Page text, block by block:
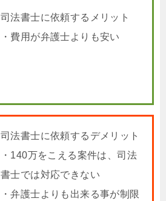
司法書士に依頼するメリット
・費用が弁護士よりも安い
司法書士に依頼するデメリット
・140万をこえる案件は、司法
書士では対応できない
・弁護士よりも出来る事が制限